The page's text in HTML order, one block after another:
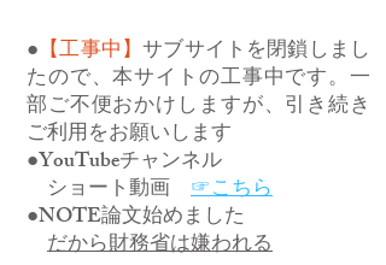
● 【工事中】サブサイトを閉鎖しまし
たので、本サイトの工事中です。一
部ご不便おかけしますが、引き続き
ご利用をお願いします
●YouTubeチャンネル
ショート動画 ☞こちら
●NOTE論文始めました
だから財務省は嫌われる